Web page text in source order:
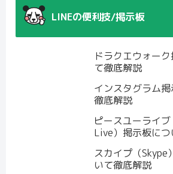
LINEの便利技/掲示板
ドラクエウォー
て徹底解説
インスタグラム
徹底解説
ピースユーライブ
Live）掲示板に
スカイプ（Skype
いて徹底解説